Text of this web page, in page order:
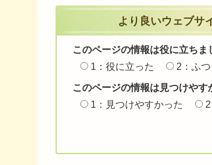
より良いウェブサ
このページの情報は役に立ちま
1：役に立った
2：ふつ
このページの情報は見つけやす
1：見つけやすかった